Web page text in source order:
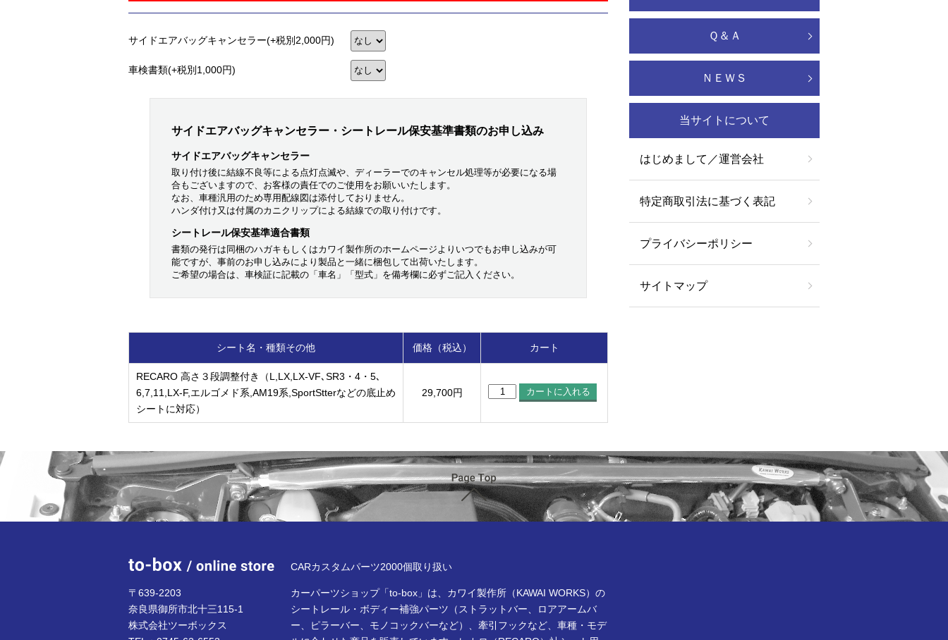
サイドエアバッグキャンセラー(+税別2,000円)
車検書類(+税別1,000円)
サイドエアバッグキャンセラー・シートレール保安基準書類のお申し込み
サイドエアバッグキャンセラー
取り付け後に結線不良等による点灯点滅や、ディーラーでのキャンセル処理等が必要になる場
合もございますので、お客様の責任でのご使用をお願いいたします。
なお、車種汎用のため専用配線図は添付しておりません。
ハンダ付け又は付属のカニクリップによる結線での取り付けです。
シートレール保安基準適合書類
書類の発行は同梱のハガキもしくはカワイ製作所のホームページよりいつでもお申し込みが可
能ですが、事前のお申し込みにより製品と一緒に梱包して出荷いたします。
ご希望の場合は、車検証に記載の「車名」「型式」を備考欄に必ずご記入ください。
シート名・種類その他 価格（税込） カート
RECARO 高さ３段調整付き（L,LX,LX-VF､SR3・4・5､
6,7,11,LX-F,エルゴメド系,AM19系,SportStterなどの底止め
シートに対応）
29,700円
Ｑ＆Ａ
ＮＥＷＳ
当サイトについて
はじめまして／運営会社
特定商取引法に基づく表記
プライバシーポリシー
サイトマップ
ページTOP
to-box online store
CARカスタムパーツ2000個取り扱い
〒639-2203
奈良県御所市北十三115-1
株式会社ツーボックス
カーパーツショップ「to-box」は、カワイ製作所（KAWAI WORKS）の
シートレール・ボディー補強パーツ（ストラットバー、ロアアームバ
ー、ピラーバー、モノコックバーなど）、牽引フックなど、車種・モデ